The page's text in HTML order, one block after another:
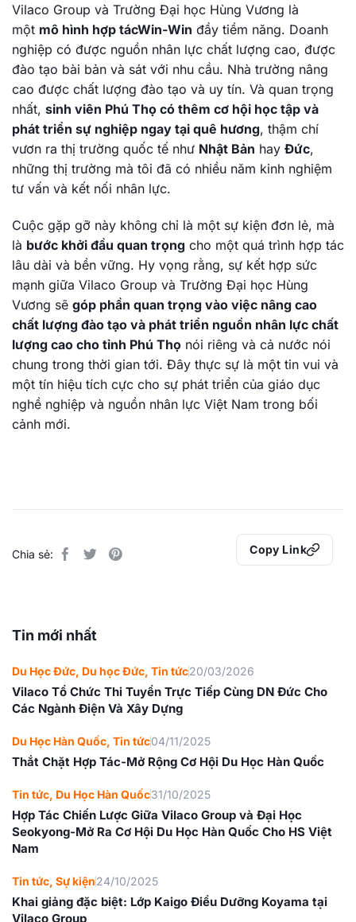
Vilaco Group và Trường Đại học Hùng Vương là
một mô hình hợp tácWin-Win đầy tiềm năng. Doanh
nghiệp có được nguồn nhân lực chất lượng cao, được
đào tạo bài bản và sát với nhu cầu. Nhà trường nâng
cao được chất lượng đào tạo và uy tín. Và quan trọng
nhất, sinh viên Phú Thọ có thêm cơ hội học tập và
phát triển sự nghiệp ngay tại quê hương, thậm chí
vươn ra thị trường quốc tế như Nhật Bản hay Đức,
những thị trường mà tôi đã có nhiều năm kinh nghiệm
tư vấn và kết nối nhân lực.
Cuộc gặp gỡ này không chỉ là một sự kiện đơn lẻ, mà
là bước khởi đầu quan trọng cho một quá trình hợp tác
lâu dài và bền vững. Hy vọng rằng, sự kết hợp sức
mạnh giữa Vilaco Group và Trường Đại học Hùng
Vương sẽ góp phần quan trọng vào việc nâng cao
chất lượng đào tạo và phát triển nguồn nhân lực chất
lượng cao cho tỉnh Phú Thọ nói riêng và cả nước nói
chung trong thời gian tới. Đây thực sự là một tin vui và
một tín hiệu tích cực cho sự phát triển của giáo dục
nghề nghiệp và nguồn nhân lực Việt Nam trong bối
cảnh mới.
Chia sẻ: Copy Link
Tin mới nhất
Du Học Đức, Du học Đức, Tin tức20/03/2026
Vilaco Tổ Chức Thi Tuyển Trực Tiếp Cùng DN Đức Cho
Các Ngành Điện Và Xây Dựng
Du Học Hàn Quốc, Tin tức04/11/2025
Thắt Chặt Hợp Tác-Mở Rộng Cơ Hội Du Học Hàn Quốc
Tin tức, Du Học Hàn Quốc31/10/2025
Hợp Tác Chiến Lược Giữa Vilaco Group và Đại Học
Seokyong-Mở Ra Cơ Hội Du Học Hàn Quốc Cho HS Việt
Nam
Tin tức, Sự kiện24/10/2025
Khai giảng đặc biệt: Lớp Kaigo Điều Dưỡng Koyama tại
Vilaco Group